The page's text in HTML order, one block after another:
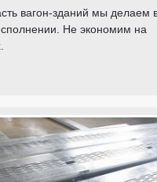
вагон-зданий мы делаем
Не экономим на